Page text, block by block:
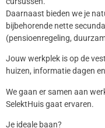
Daarnaast bieden we je
bijbehorende nette
(pensioenregeling,
Jouw werkplek is op de
huizen, informatie dagen
We gaan er samen aan
SelektHuis gaat ervaren.
Je ideale baan?